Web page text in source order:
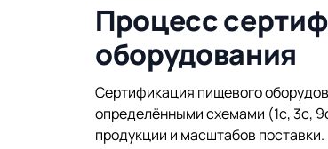
Процесс
оборудования
Сертификация пищевого
определёнными схемами (1с, 3с,
продукции и масштабов поставки.